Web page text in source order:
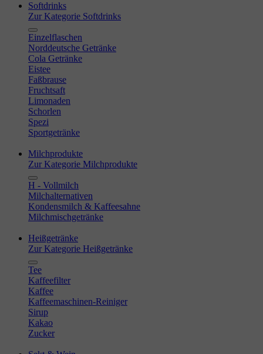
Softdrinks
Zur Kategorie Softdrinks
Einzelflaschen
Norddeutsche Getränke
Cola Getränke
Eistee
Faßbrause
Fruchtsaft
Limonaden
Schorlen
Spezi
Sportgetränke
Milchprodukte
Zur Kategorie Milchprodukte
H - Vollmilch
Milchalternativen
Kondensmilch & Kaffeesahne
Milchmischgetränke
Heißgetränke
Zur Kategorie Heißgetränke
Tee
Kaffeefilter
Kaffee
Kaffeemaschinen-Reiniger
Sirup
Kakao
Zucker